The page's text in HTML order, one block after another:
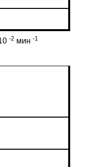
-2 мин -1